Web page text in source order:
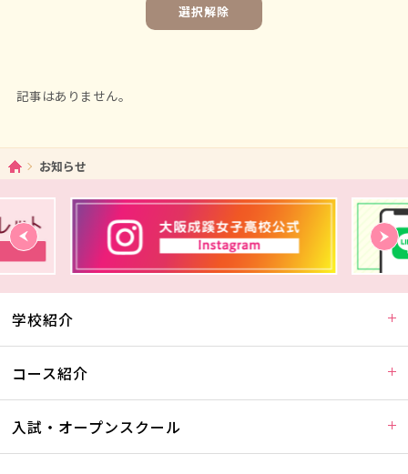
選択解除
記事はありません。
ホームお知らせ
学校紹介
コース紹介
入試・オープンスクール